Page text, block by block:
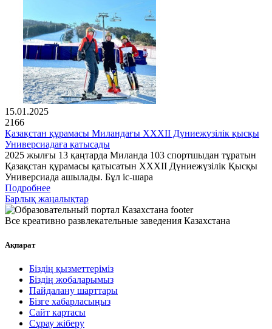
15.01.2025
2166
Қазақстан құрамасы Миландағы XXXII Дүниежүзілік қысқы
Универсиадаға қатысады
2025 жылғы 13 қаңтарда Миланда 103 спортшыдан тұратын
Қазақстан құрамасы қатысатын XXXII Дүниежүзілік Қысқы
Универсиада ашылады. Бұл іс-шара
Подробнее
Барлық жаңалықтар
Все креативно развлекательные заведения Казахстана
Ақпарат
Біздің қызметтеріміз
Біздің жобаларымыз
Пайдалану шарттары
Бізге хабарласыңыз
Сайт картасы
Сұрау жіберу